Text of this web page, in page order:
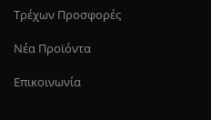
Τρέχων Προσφορές
Νέα Προϊόντα
Επικοινωνία